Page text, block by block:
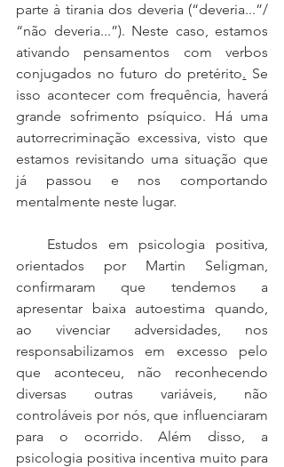
parte à tirania dos deveria (“deveria...”/
“não deveria...”). Neste caso, estamos
ativando pensamentos com verbos
conjugados no futuro do pretérito. Se
isso acontecer com frequência, haverá
grande sofrimento psíquico. Há uma
autorrecriminação excessiva, visto que
estamos revisitando uma situação que
já passou e nos comportando
mentalmente neste lugar.
orientados por Martin Seligman,
confirmaram que tendemos a
apresentar baixa autoestima quando,
ao vivenciar adversidades, nos
responsabilizamos em excesso pelo
que aconteceu, não reconhecendo
diversas outras variáveis, não
controláveis por nós, que influenciaram
para o ocorrido. Além disso, a
psicologia positiva incentiva muito para